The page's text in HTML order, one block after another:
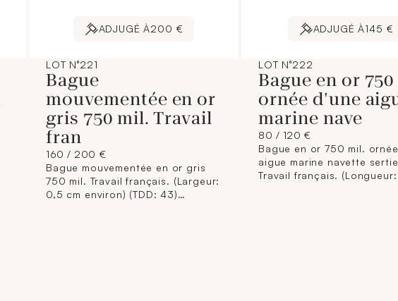
ADJUGÉ À200 €
LOT N°221
Bague
mouvementée en or
gris 750 mil. Travail
fran
160 / 200 €
Bague mouvementée en or gris
750 mil. Travail français. (Largeur:
0,5 cm environ) (TDD: 43)
ADJUGÉ À145 €
LOT N°222
Bague en or
ornée d'une
marine nave
80 / 120 €
Bague en or 750 mil.
aigue marine navette
Travail français.